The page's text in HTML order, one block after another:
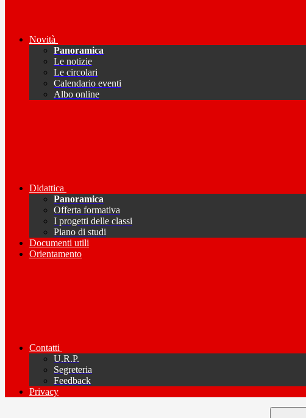
Novità
Panoramica
Le notizie
Le circolari
Calendario eventi
Albo online
Didattica
Panoramica
Offerta formativa
I progetti delle classi
Piano di studi
Documenti utili
Orientamento
Contatti
U.R.P.
Segreteria
Feedback
Privacy